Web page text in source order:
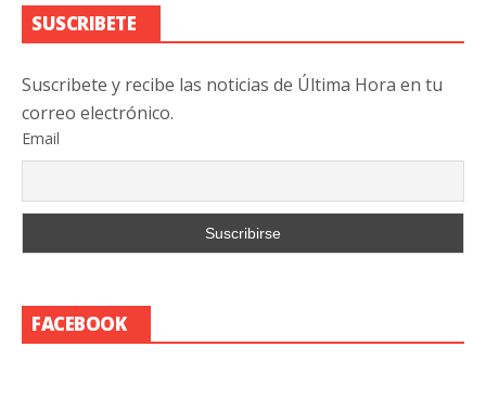
SUSCRIBETE
Suscribete y recibe las noticias de Última Hora en tu
correo electrónico.
Email
FACEBOOK